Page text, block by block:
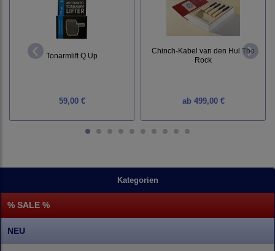
Kategorien
% SALE %
NEU
Tonarmlift Q Up
59,00 €
Chinch-Kabel van den Hul The
Rock
ab499,00 €